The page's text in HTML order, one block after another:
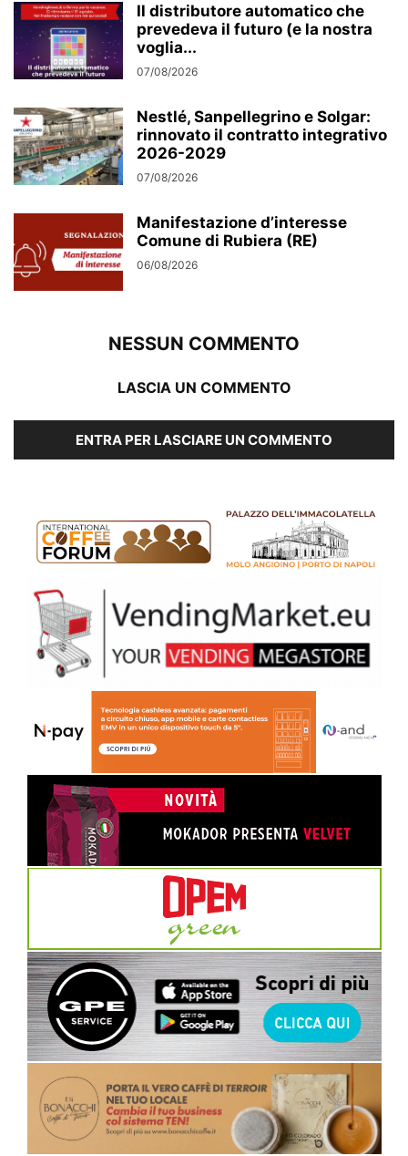
Il distributore automatico che
prevedeva il futuro (e la nostra
voglia...
07/08/2026
Nestlé, Sanpellegrino e Solgar:
rinnovato il contratto integrativo
2026-2029
07/08/2026
Manifestazione d’interesse
Comune di Rubiera (RE)
06/08/2026
NESSUN COMMENTO
LASCIA UN COMMENTO
ENTRA PER LASCIARE UN COMMENTO